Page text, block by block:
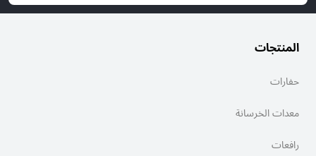
المنتجات
حفارات
معدات الخرسانة
رافعات